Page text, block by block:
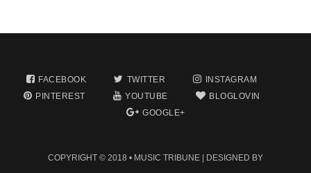
FACEBOOK TWITTER
INSTAGRAM
PINTEREST
YOUTUBE
BLOGLOVIN
GOOGLE+
COPYRIGHT © 2018 • MUSIC TRIBUNE | DESIGNED BY